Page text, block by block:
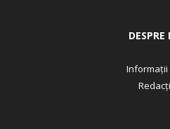
DESPRE
Informații